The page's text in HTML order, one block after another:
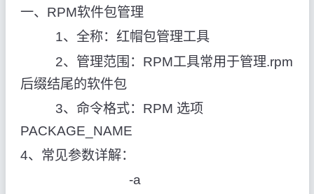
一、RPM软件包管理
1、全称：红帽包管理工具
2、管理范围：RPM工具常用于管理.rpm
后缀结尾的软件包
3、命令格式：RPM 选项
PACKAGE_NAME
4、常见参数详解：
-a